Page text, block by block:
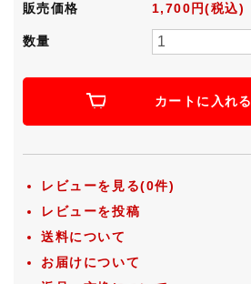
販売価格 1,700円(税込)
数量
カートに入れる
レビューを見る(0件)
レビューを投稿
送料について
お届けについて